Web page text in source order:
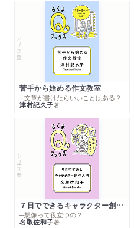
シリーズ・全集
苦手から始める作文教室
─文章が書けたらいいことはある？
津村記久子著
シリーズ・全集
７日でできるキャラクター創作入門
─想像って役立つの？
名取佐和子著